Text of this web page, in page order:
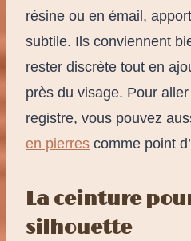
résine ou en émail,
subtile. Ils conviennent
rester discrète tout en
près du visage. Pour
registre, vous pouvez
en pierres comme point
La ceinture
silhouette